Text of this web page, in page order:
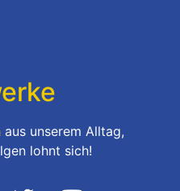
unserem Alltag,
lohnt sich!